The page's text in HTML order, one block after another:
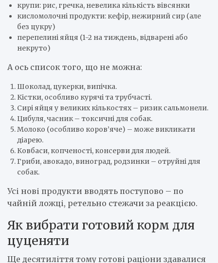
крупи: рис, гречка, невелика кількість вівсянки
кисломолочні продукти: кефір, нежирний сир (але
без цукру)
перепелині яйця (1-2 на тиждень, відварені або
некруто)
А ось список того, що не можна:
Шоколад, цукерки, випічка.
Кістки, особливо курячі та трубчасті.
Сирі яйця у великих кількостях – ризик сальмонели.
Цибуля, часник – токсичні для собак.
Молоко (особливо коров’яче) – може викликати
діарею.
Ковбаси, копченості, консерви для людей.
Гриби, авокадо, виноград, родзинки – отруйні для
собак.
Усі нові продукти вводять поступово – по
чайній ложці, ретельно стежачи за реакцією.
Як вибрати готовий корм для
цуценяти
Ще десятиліття тому готові раціони здавалися